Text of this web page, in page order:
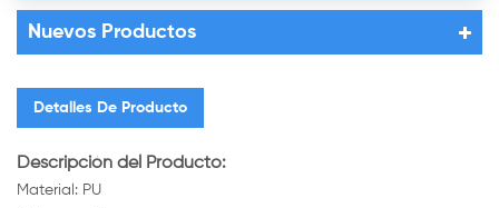
Nuevos Productos
Detalles De Producto
Descripción del Producto:
Material: PU